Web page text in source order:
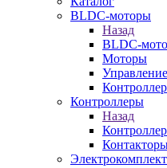
BLDC-моторы
Назад
BLDC-
Моторы
Управление
Контроллеры
Назад